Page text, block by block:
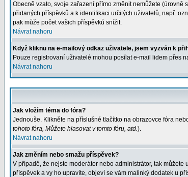
Obecně vzato, svoje zařazení přímo změnit nemůžete
přidaných příspěvků a k identifikaci určitých uživatelů, např.
pak může počet vašich příspěvků snížit.
Návrat nahoru
Když kliknu na e-mailový odkaz uživatele, jsem vyzván k
Pouze registrovaní uživatelé mohou posílat e-mail lidem přes
Návrat nahoru
Jak vložím téma do fóra?
Jednouše. Klikněte na příslušné tlačítko na obrazovce fóra
tohoto fóra, Můžete hlasovat v tomto fóru, atd.).
Návrat nahoru
Jak změním nebo smažu příspěvek?
V případě, že nejste moderátor nebo administrátor, tak
příspěvek a vy ho upravíte, objeví se vám malinký dodatek u